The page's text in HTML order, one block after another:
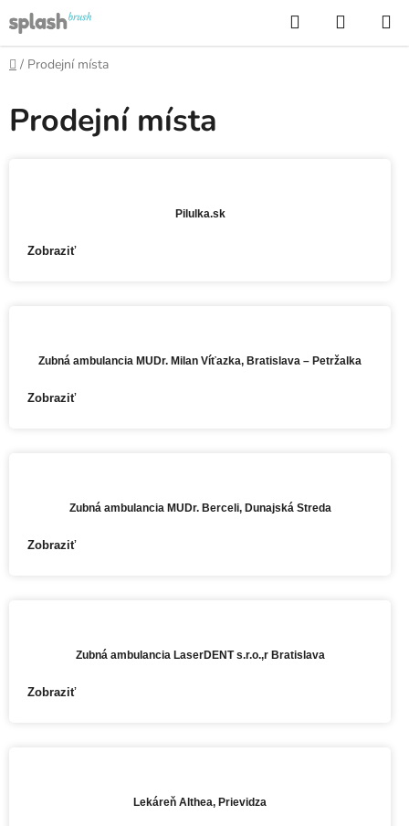
Přejít
na
obsah
Hledat
KOŠÍK
Domů
/ Prodejní místa
Prodejní místa
Pilulka.sk
Zobraziť
Zubná ambulancia MUDr. Milan Víťazka, Bratislava – Petržalka
Zobraziť
Zubná ambulancia MUDr. Berceli, Dunajská Streda
Zobraziť
Zubná ambulancia LaserDENT s.r.o.,r Bratislava
Zobraziť
Lekáreň Althea, Prievidza